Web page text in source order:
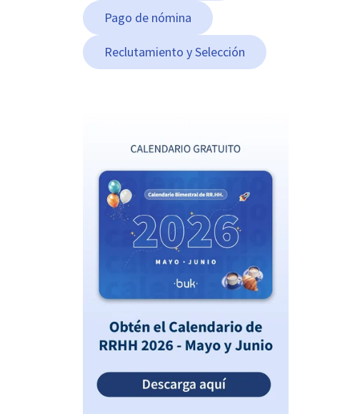
Pago de nómina
Reclutamiento y Selección